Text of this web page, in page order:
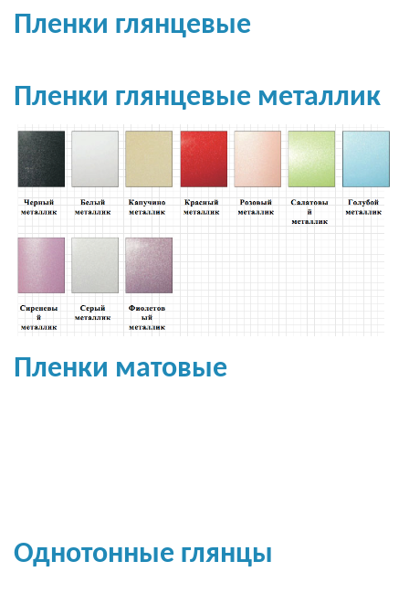
Пленки глянцевые
Пленки глянцевые металлик
Пленки матовые
Однотонные глянцы